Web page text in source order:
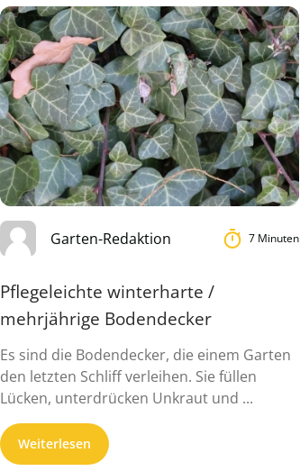
Garten-Redaktion 7 Minuten
Pflegeleichte winterharte /
mehrjährige Bodendecker
Es sind die Bodendecker, die einem Garten
den letzten Schliff verleihen. Sie füllen
Lücken, unterdrücken Unkraut und ...
Weiterlesen